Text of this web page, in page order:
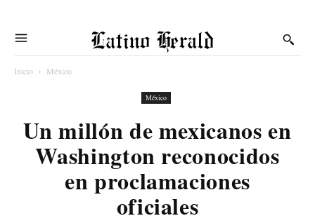
Latino Herald
Inicio México
México
Un millón de mexicanos en
Washington reconocidos
en proclamaciones
oficiales